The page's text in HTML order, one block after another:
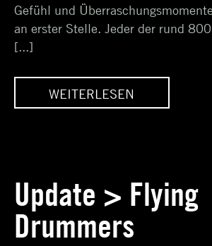
Gefühl und
an erster Stelle. Jeder der rund
[...]
WEITERLESEN
Update > Flying
Drummers